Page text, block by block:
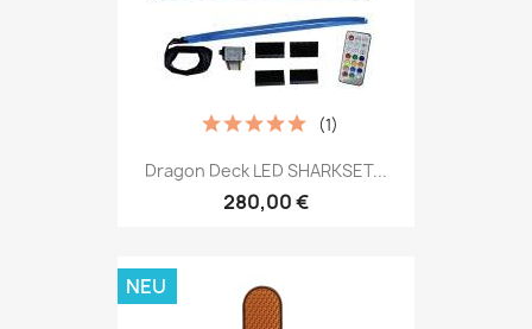
Dragon Deck LED SHARKSET...
280,00 €
(1)
NEU